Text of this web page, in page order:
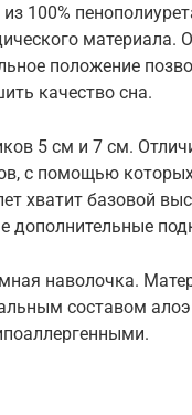
100%
материала.
положение
качество сна.
5 см и 7 см.
с помощью
хватит базовой
дополнительные
наволочка.
составом